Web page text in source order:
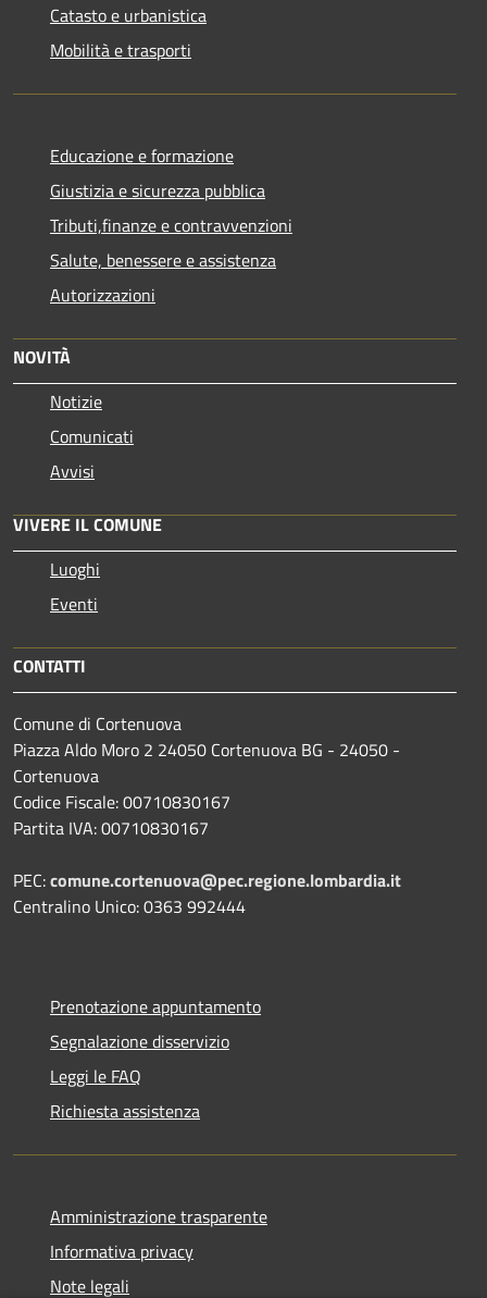
Catasto e urbanistica
Mobilità e trasporti
Educazione e formazione
Giustizia e sicurezza pubblica
Tributi,finanze e contravvenzioni
Salute, benessere e assistenza
Autorizzazioni
NOVITÀ
Notizie
Comunicati
Avvisi
VIVERE IL COMUNE
Luoghi
Eventi
CONTATTI
Comune di Cortenuova
Piazza Aldo Moro 2 24050 Cortenuova BG - 24050 -
Cortenuova
Codice Fiscale: 00710830167
Partita IVA: 00710830167
PEC:comune.cortenuova@pec.regione.lombardia.it
Centralino Unico: 0363 992444
Prenotazione appuntamento
Segnalazione disservizio
Leggi le FAQ
Richiesta assistenza
Amministrazione trasparente
Informativa privacy
Note legali